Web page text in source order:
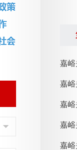
嘉峪
嘉峪
嘉
嘉